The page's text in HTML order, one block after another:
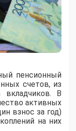
пенсионный
счетов, из
В
активных
взнос за год)
на них